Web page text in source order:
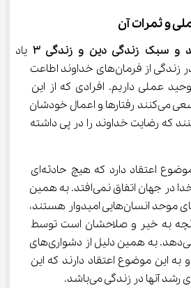
و ثمرات آن
و سبک زندگی دین و زندگی ۳
یاد
می‌گیرید که وقتی ما در زندگی از فرمان‌های خداوند اطاعت
عملی داریم. افرادی که از این
تفکر پیروی می‌کنند سعی می‌کنند رفتارها و اعمال خودشان
کنند که رضایت خداوند را در پی داشته
انسان موحد به این موضوع اعتقاد دارد که هیچ حادثه‌ای
بدون خواست و اراده خدا در جهان اتفاق نمی‌افتد. به همین
دلیل است که انسان‌های موحد انسان‌هایی امیدوار هستند،
هر آنچه به خیر و صلاحشان است توسط
پروردگار عالمیان رخ می‌دهد. به همین دلیل از دشواری‌های
به این موضوع اعتقاد دارند که این